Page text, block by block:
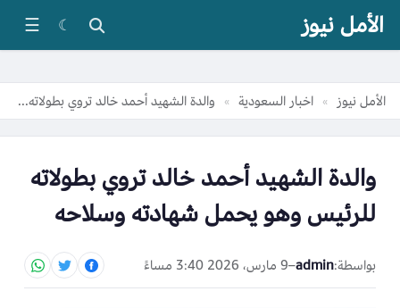
الأمل نيوز ☾
☰
الأمل نيوز » اخبار السعودية » والدة الشهيد أحمد خالد تروي بطولاته للرئيس وهو يحمل شهادته وسلاحه
والدة الشهيد أحمد خالد تروي بطولاته
للرئيس وهو يحمل شهادته وسلاحه
بواسطة:admin
–9 مارس، 2026 3:40 مساءً